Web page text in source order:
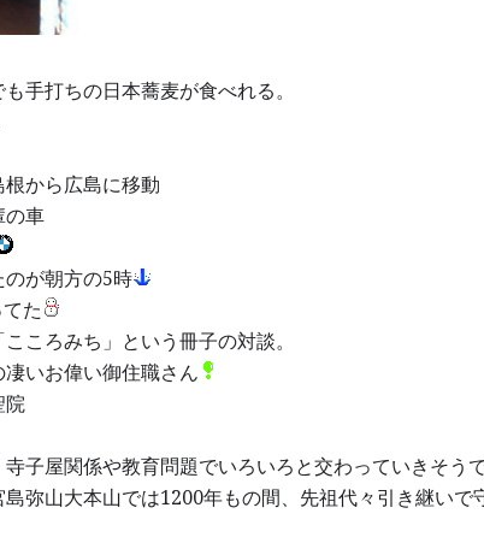
手打ちの日本蕎麦が食べれる。
から広島に移動
の車
が朝方の5時
た
ころみち」という冊子の対談。
いお偉い御住職さん
院
子屋関係や教育問題でいろいろと交わっていきそうで
弥山大本山では1200年もの間、先祖代々引き継いで